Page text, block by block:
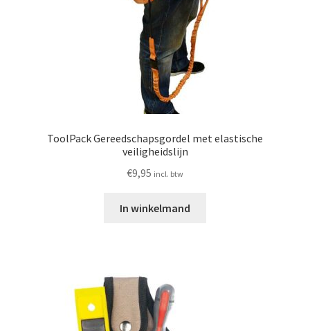
ToolPack Gereedschapsgordel met elastische
veiligheidslijn
€9,95 incl. btw
In winkelmand